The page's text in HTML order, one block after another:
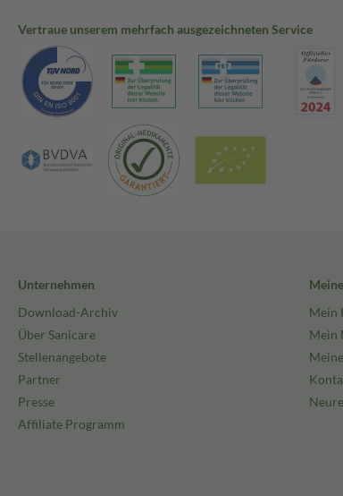
Vertraue unserem mehrfach ausgezeichneten Service
Unternehmen
Download-Archiv
Über Sanicare
Stellenangebote
Partner
Presse
Affiliate Programm
Mein
Mein